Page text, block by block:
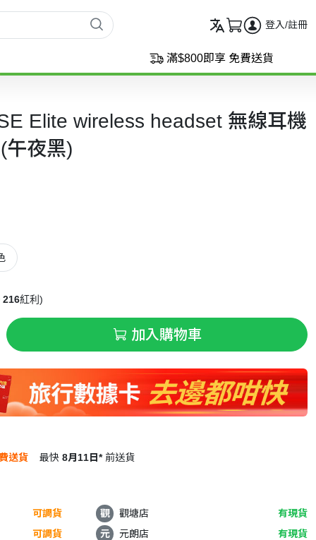
登入/註冊
滿$800即享 免費送貨
Elite wireless headset 無線耳機
午夜黑)
216紅利)
加入購物車
送貨 最快 8月11日* 前送貨
可調貨 觀 觀塘店
有現貨
可調貨 元 元朗店
有現貨